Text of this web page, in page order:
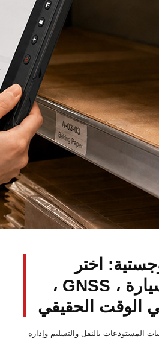
اختر
لاستخدام السيارة ، GNSS ،
الوقت الحقيقي
المستودعات بالنقل والتسليم وإدارة